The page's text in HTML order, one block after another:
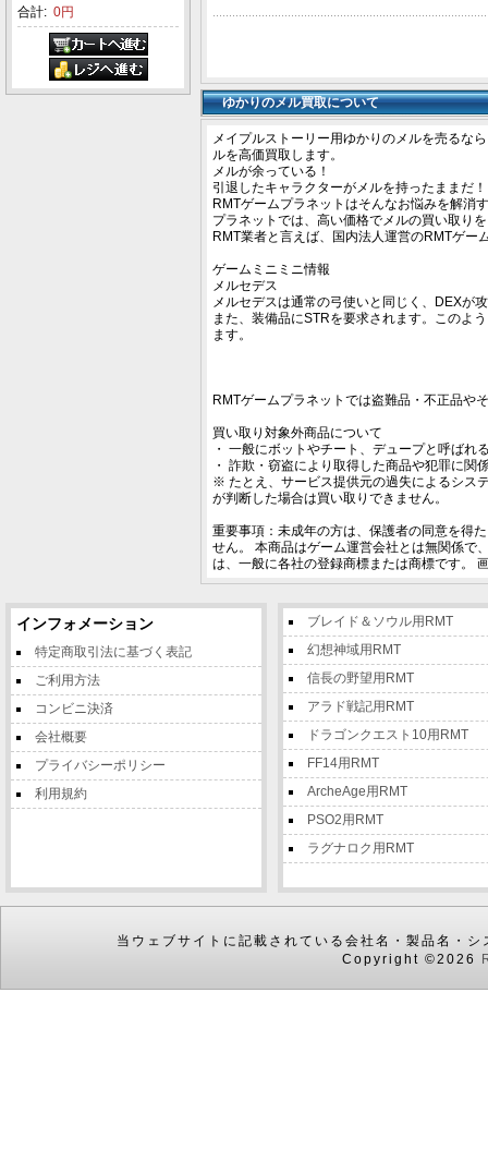
合計: 0円
ゆかりのメル買取について
メイプルストーリー用ゆかりのメルを売るな
ルを高価買取します。
メルが余っている！
引退したキャラクターがメルを持ったままだ！
RMTゲームプラネットはそんなお悩みを解消
プラネットでは、高い価格でメルの買い取り
RMT業者と言えば、国内法人運営のRMTゲ
ゲームミニミニ情報
メルセデス
メルセデスは通常の弓使いと同じく、DEXが
また、装備品にSTRを要求されます。このよ
ます。
RMTゲームプラネットでは盗難品・不正品や
買い取り対象外商品について
・ 一般にボットやチート、デュープと呼ばれ
・ 詐欺・窃盗により取得した商品や犯罪に関
※ たとえ、サービス提供元の過失によるシス
が判断した場合は買い取りできません。
重要事項：未成年の方は、保護者の同意を得
せん。 本商品はゲーム運営会社とは無関係で
は、一般に各社の登録商標または商標です。
インフォメーション
特定商取引法に基づく表記
ご利用方法
コンビニ決済
会社概要
プライバシーポリシー
利用規約
ブレイド＆ソウル用RMT
幻想神域用RMT
信長の野望用RMT
アラド戦記用RMT
ドラゴンクエスト10用RMT
FF14用RMT
ArcheAge用RMT
PSO2用RMT
ラグナロク用RMT
当ウェブサイトに記載されている会社名・製品名・
Copyright ©2026